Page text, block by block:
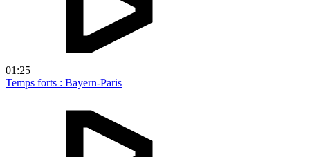
01:25
Temps forts : Bayern-Paris